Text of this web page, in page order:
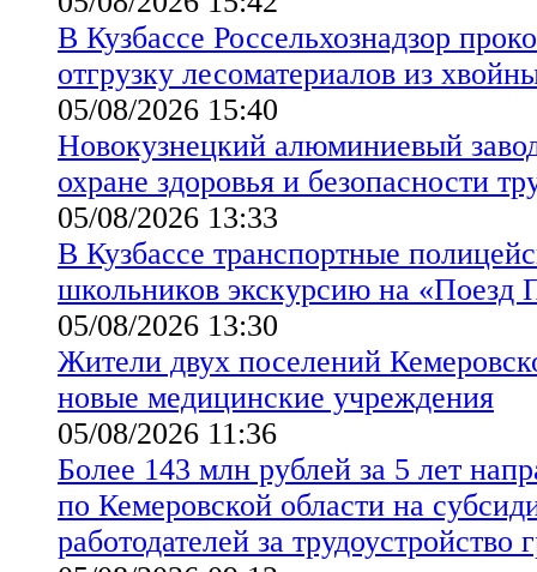
В Кузбассе Россельхознадзор
отгрузку лесоматериалов из
05/08/2026 15:40
Новокузнецкий алюминиевый
охране здоровья и безопасности
05/08/2026 13:33
В Кузбассе транспортные
школьников экскурсию на «Поезд
05/08/2026 13:30
Жители двух поселений
новые медицинские учреждения
05/08/2026 11:36
Более 143 млн рублей за 5 лет
по Кемеровской области на
работодателей за трудоустройство